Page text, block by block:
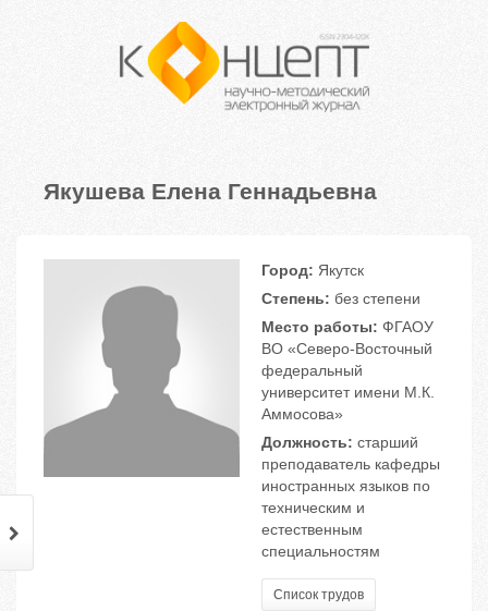
Якушева Елена Геннадьевна
Город: Якутск
Степень: без степени
Место работы: ФГАОУ
ВО «Северо-Восточный
федеральный
университет имени М.К.
Аммосова»
Должность: старший
преподаватель кафедры
иностранных языков по
техническим и
естественным
специальностям
Список трудов